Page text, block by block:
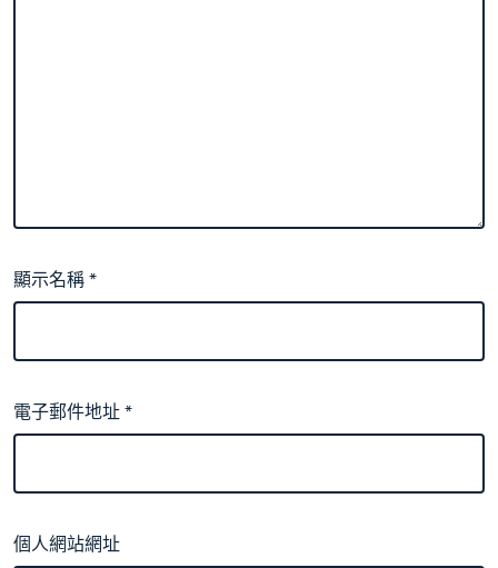
顯示名稱*
電子郵件地址*
個人網站網址